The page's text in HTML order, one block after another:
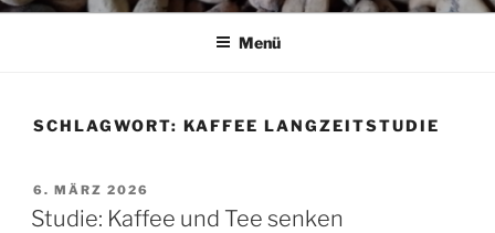
Menü
SCHLAGWORT: KAFFEE LANGZEITSTUDIE
VERÖFFENTLICHT
AM
6. MÄRZ 2026
Studie: Kaffee und Tee senken